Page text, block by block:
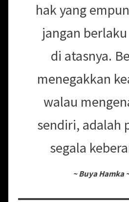
hak yang
jangan
di atasnya.
menegakkan
walau
sendiri, adalah
segala
~Buya Hamka